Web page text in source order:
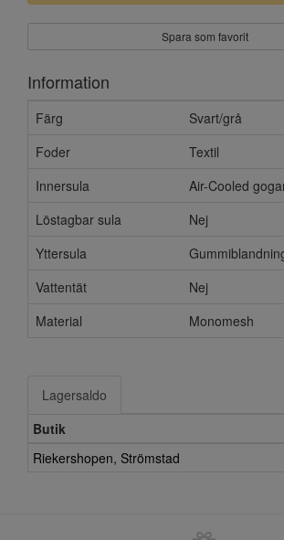
Spara som favorit
Information
Färg
Svart/grå
Foder
Textil
Innersula
Air-Cooled
Löstagbar sula
Nej
Yttersula
Vattentät
Nej
Material
Monomesh
Lagersaldo
Butik
Riekershopen, Strömstad